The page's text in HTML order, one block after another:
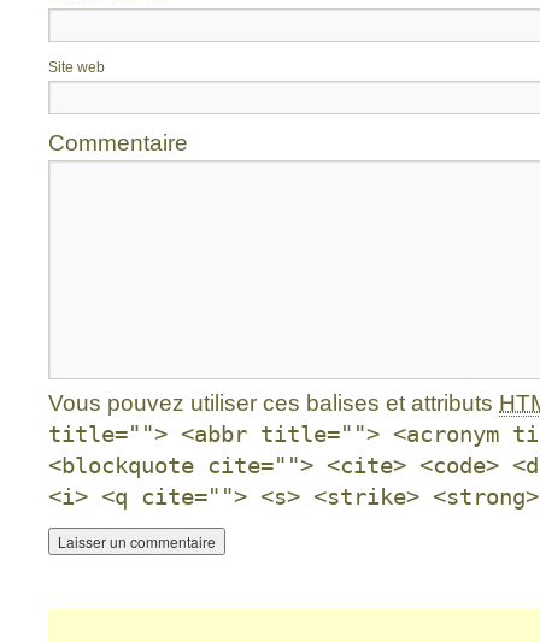
Site web
Commentaire
Vous pouvez utiliser ces balises et attributs
title=""> <abbr title=""> <acronym
<blockquote cite=""> <cite> <code>
<i> <q cite=""> <s> <strike> <strong>